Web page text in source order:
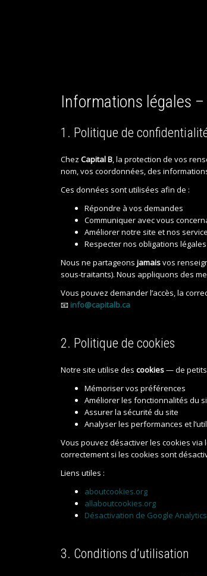
Informations légales –
1. Politique de
Chez Capital B, la protection de vos
nom, vos coordonnées, des
Ces données sont utilisées afin de :
Répondre à vos demandes
Communiquer avec vous
Améliorer notre site et nos
Respecter nos obligations légales
Nous ne partageons jamaisvos
sous-traitants). Nous appliquons des
Vous pouvez demander l’accès, la
📧 info@capitalb.ca
2. Politique de cookies
Notre site utilise des cookies— de petits
Mémoriser vos préférences
Améliorer les fonctionnalités du
Assurer la sécurité du site
Analyser les performances et
Vous pouvez désactiver les cookies
correctement si les cookies sont
Liens utiles :
aboutcookies.org
allaboutcookies.org
Désactivation de Google Analytics
3. Conditions d’utilisation